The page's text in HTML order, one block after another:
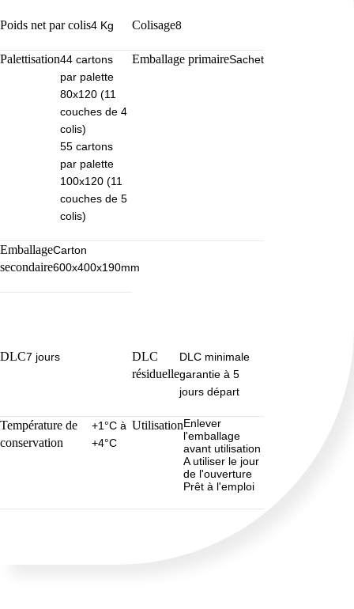
Poids net par colis4 Kg Colisage8
Palettisation44 cartons
par palette
80x120 (11
couches de 4
colis)
55 cartons
par palette
100x120 (11
couches de 5
colis)
Emballage primaireSachet
Emballage
secondaire
Carton
600x400x190mm
DLC7 jours
DLC
résiduelle
DLC minimale
garantie à 5
jours départ
Température de
conservation
+1°C à
+4°C
UtilisationEnlever
l'emballage
avant utilisation
A utiliser le jour
de l'ouverture
Prêt à l'emploi